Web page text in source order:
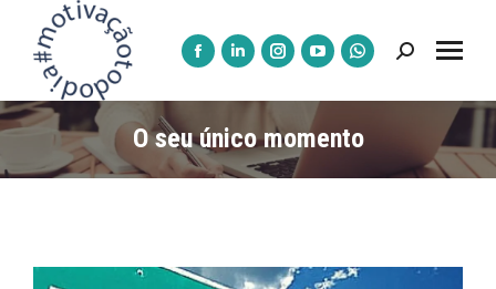
A
página
Facebook
abre
janela
A
página
LinkedIn
abre
janela
A
página
Instagram
abre
janela
A
página
YouTube
janela
A
página
WhatsApp
janela
Pesquisar:
O seu único momento